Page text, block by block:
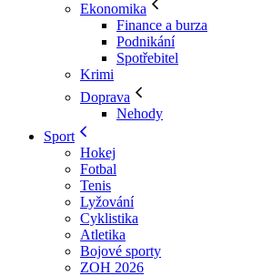
Ekonomika
Finance a burza
Podnikání
Spotřebitel
Krimi
Doprava
Nehody
Sport
Hokej
Fotbal
Tenis
Lyžování
Cyklistika
Atletika
Bojové sporty
ZOH 2026